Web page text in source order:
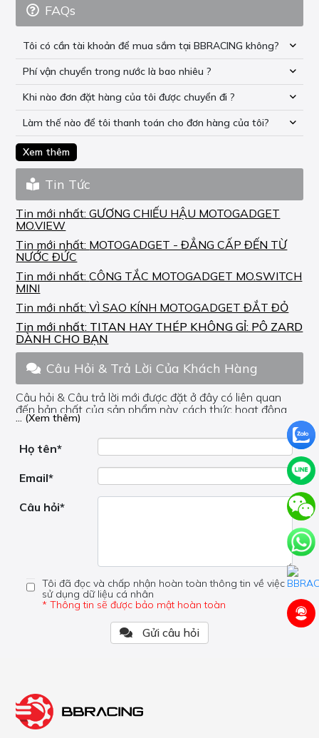
FAQs
Tôi có cần tài khoản để mua sắm tại BBRACING không?
Phí vận chuyển trong nước là bao nhiêu ?
Khi nào đơn đặt hàng của tôi được chuyển đi ?
Làm thế nào để tôi thanh toán cho đơn hàng của tôi?
Xem thêm
Tin Tức
Tin mới nhất:GƯƠNG CHIẾU HẬU MOTOGADGET
MO.VIEW
Tin mới nhất: MOTOGADGET - ĐẲNG CẤP ĐẾN TỪ
NƯỚC ĐỨC
Tin mới nhất:CÔNG TẮC MOTOGADGET MO.SWITCH
MINI
Tin mới nhất:VÌ SAO KÍNH MOTOGADGET ĐẮT ĐỎ
Tin mới nhất: TITAN HAY THÉP KHÔNG GỈ: PÔ ZARD
DÀNH CHO BẠN
Câu Hỏi & Trả Lời Của Khách Hàng
Câu hỏi & Câu trả lời mới được đặt ở đây có liên quan
đến bản chất của sản phẩm này, cách thức hoạt động,
nơi hoạt động, liệu nó có hữu ích không, v.v.
Nếu bạn cần trợ giúp về phần khác, vui lòng không đặt
câu hỏi của bạn ở đây mà bên trong trang đó.
... (Xem thêm)
Họ tên*
Email*
Câu hỏi*
Tôi đã đọc và chấp nhận hoàn toàn thông tin về việc
sử dụng dữ liệu cá nhân
* Thông tin sẽ được bảo mật hoàn toàn
Gửi câu hỏi